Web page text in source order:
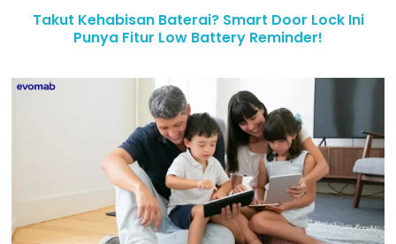
Takut Kehabisan Baterai? Smart Door Lock Ini
Punya Fitur Low Battery Reminder!